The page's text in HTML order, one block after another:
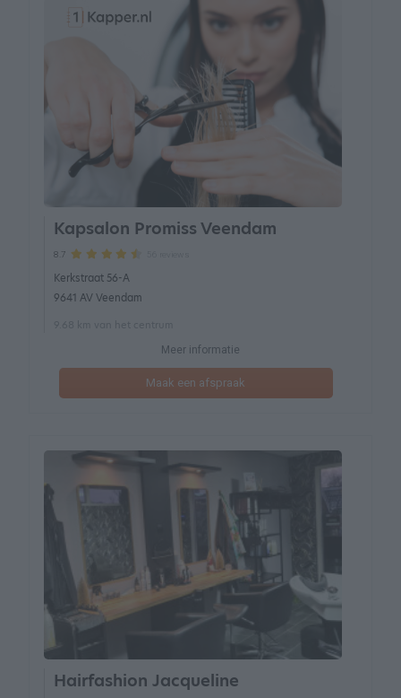
Kapsalon Promiss Veendam
8.7
Kerkstraat 56-A
9641 AV Veendam
Meer informatie
Maak een afspraak
Hairfashion Jacqueline